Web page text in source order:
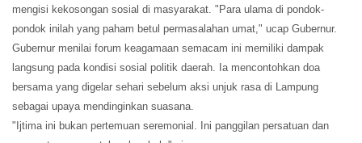
mengisi kekosongan sosial di masyarakat. "Para ulama di pondok-
pondok inilah yang paham betul permasalahan umat," ucap Gubernur.
Gubernur menilai forum keagamaan semacam ini memiliki dampak
langsung pada kondisi sosial politik daerah. Ia mencontohkan doa
bersama yang digelar sehari sebelum aksi unjuk rasa di Lampung
sebagai upaya mendinginkan suasana.
"Ijtima ini bukan pertemuan seremonial. Ini panggilan persatuan dan